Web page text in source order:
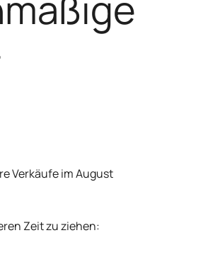
Verkäufe im August
Zeit zu ziehen: